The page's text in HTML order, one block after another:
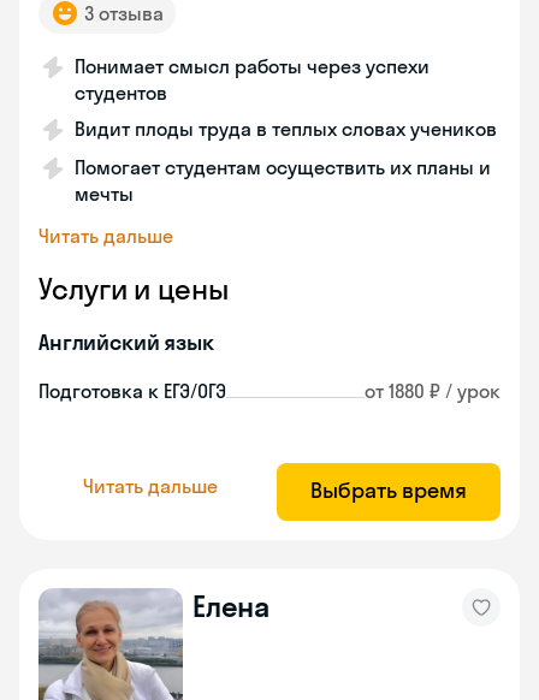
3 отзыва
Понимает смысл работы через успехи
студентов
Видит плоды труда в теплых словах учеников
Помогает студентам осуществить их планы и
мечты
Читать дальше
Услуги и цены
Английский язык
Подготовка к ЕГЭ/ОГЭ от 1880 ₽ / урок
Читать дальше Выбрать время
Елена